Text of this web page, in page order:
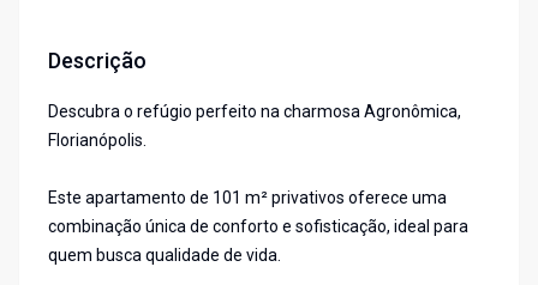
Descrição
Descubra o refúgio perfeito na charmosa Agronômica,
Florianópolis.
Este apartamento de 101 m² privativos oferece uma
combinação única de conforto e sofisticação, ideal para
quem busca qualidade de vida.